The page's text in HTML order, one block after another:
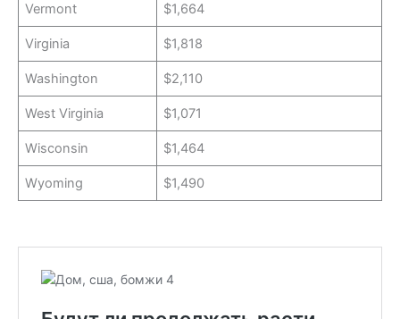
Vermont $1,664
Virginia $1,818
Washington $2,110
West Virginia $1,071
Wisconsin $1,464
Wyoming $1,490